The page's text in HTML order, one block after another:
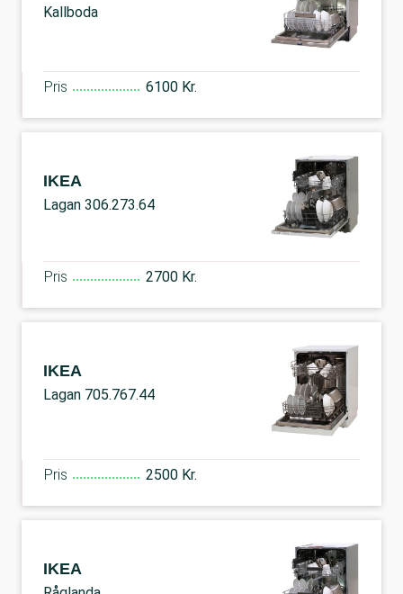
Kallboda
Pris 6100 Kr.
IKEA
Lagan 306.273.64
Pris 2700 Kr.
IKEA
Lagan 705.767.44
Pris 2500 Kr.
IKEA